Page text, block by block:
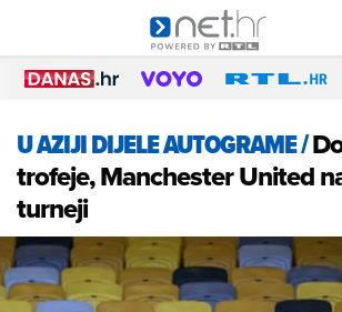
U AZIJI DIJELE AUTOGRAME/
trofeje, Manchester United
turneji